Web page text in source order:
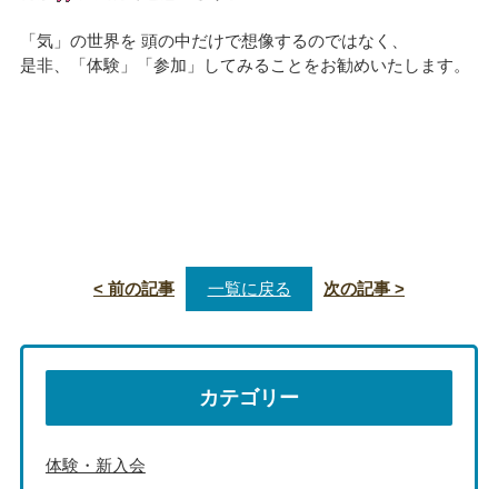
「気」の世界を 頭の中だけで想像するのではなく、
是非、「体験」「参加」してみることをお勧めいたします。
< 前の記事 一覧に戻る 次の記事 >
カテゴリー
体験・新入会